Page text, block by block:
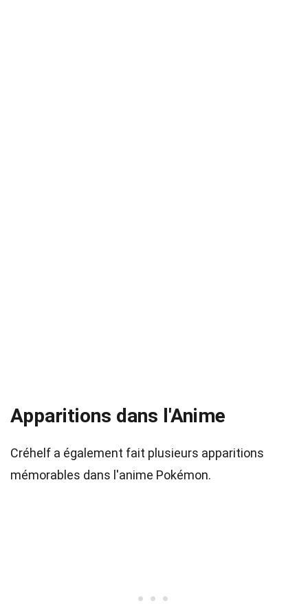
Apparitions dans l'Anime
Créhelf a également fait plusieurs apparitions
mémorables dans l'anime Pokémon.